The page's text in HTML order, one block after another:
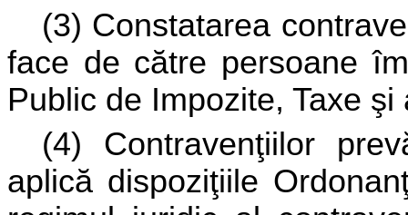
(3) Constatarea
face de către persoane
Public de Impozite, Taxe
(4) Contravenţiilor
aplică dispoziţiile